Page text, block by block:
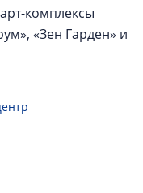
комплексы
«Зен Гарден» и